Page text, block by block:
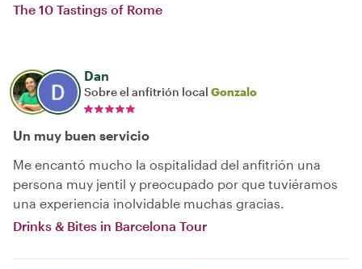
The 10 Tastings of Rome
Dan
Sobre el anfitrión local Gonzalo
Un muy buen servicio
Me encantó mucho la ospitalidad del anfitrión una
persona muy jentil y preocupado por que tuviéramos
una experiencia inolvidable muchas gracias.
Drinks & Bites in Barcelona Tour